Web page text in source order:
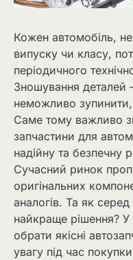
Кожен автомобіль,
випуску чи класу,
періодичного
Зношування деталей
неможливо
Саме тому важливо
запчастини для
надійну та безпечну
Сучасний ринок
оригінальних
аналогів. Та як серед
найкраще рішення? У
обрати якісні
увагу під час